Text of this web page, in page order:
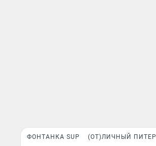
ФОНТАНКА SUP (ОТ)ЛИЧНЫЙ ПИТЕР